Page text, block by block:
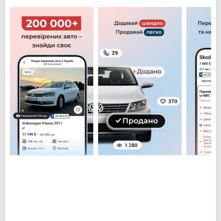
Блокнот и просматривать все изменения цен на
него с любого устройства. В AUTO.RIA есть
возможность поддерживать прямую связь с
продавцом. Вы можете писать сообщения,
созваниваться и использовать видеозвонки.
Используя видеозвонок Вы можете осмотреть
автомобиль, даже если он находится в другом
городе, не выходя из дома.
Чтобы стать частью сообщества, достаточно
скачать AUTO.RIA на свой Андроид телефон или
планшет. Здесь Вы можете приобрести не только
легковые автомобили, но и мотоциклы, а также